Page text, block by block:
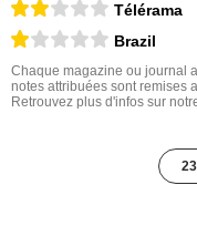
Télérama
Brazil
Chaque magazine ou journal
notes attribuées sont remises
Retrouvez plus d'infos sur